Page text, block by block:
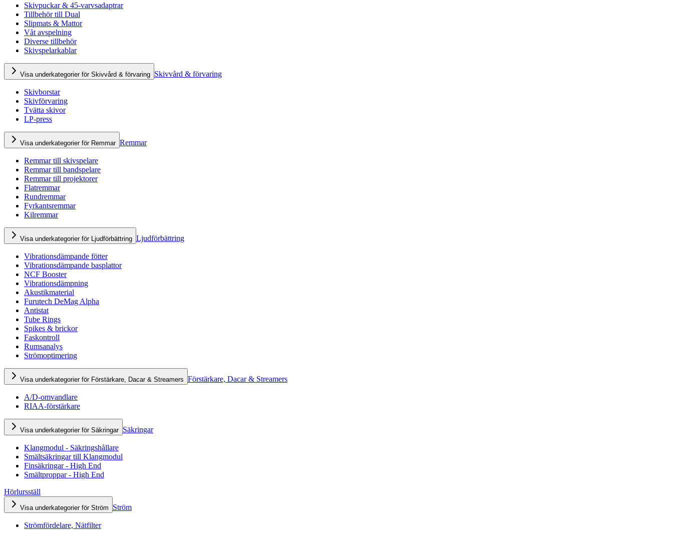
Skivpuckar & 45-varvsadaptrar
Tillbehör till Dual
Slipmats & Mattor
Våt avspelning
Diverse tillbehör
Skivspelarkablar
Visa underkategorier för Skivvård & förvaring Skivvård & förvaring
Skivborstar
Skivförvaring
Tvätta skivor
LP-press
Visa underkategorier för Remmar Remmar
Remmar till skivspelare
Remmar till bandspelare
Remmar till projektorer
Flatremmar
Rundremmar
Fyrkantsremmar
Kilremmar
Visa underkategorier för Ljudförbättring Ljudförbättring
Vibrationsdämpande fötter
Vibrationsdämpande basplattor
NCF Booster
Vibrationsdämpning
Akustikmaterial
Furutech DeMag Alpha
Antistat
Tube Rings
Spikes & brickor
Faskontroll
Rumsanalys
Strömoptimering
Visa underkategorier för Förstärkare, Dacar & Streamers Förstärkare, Dacar & Streamers
A/D-omvandlare
RIAA-förstärkare
Visa underkategorier för Säkringar Säkringar
Klangmodul - Säkringshållare
Smältsäkringar till Klangmodul
Finsäkringar - High End
Smältproppar - High End
Hörlursställ
Visa underkategorier för Ström Ström
Strömfördelare, Nätfilter